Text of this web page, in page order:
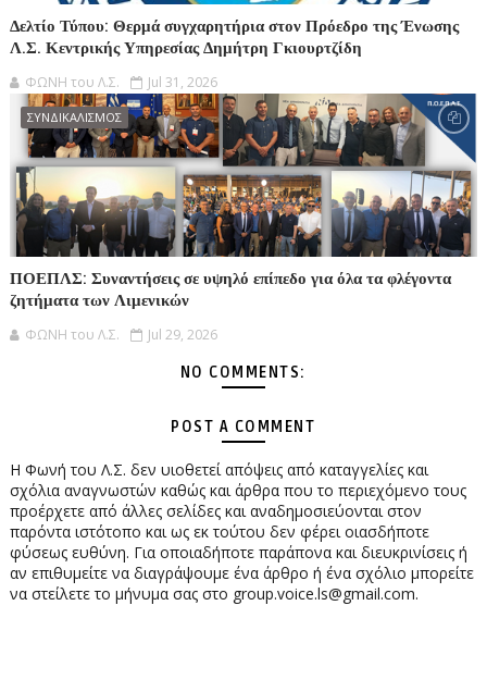
Δελτίο Τύπου: Θερμά συγχαρητήρια στον Πρόεδρο της Ένωσης
Λ.Σ. Κεντρικής Υπηρεσίας Δημήτρη Γκιουρτζίδη
ΦΩΝΗ του Λ.Σ. Jul 31, 2026
ΣΥΝΔΙΚΑΛΙΣΜΟΣ
ΠΟΕΠΛΣ: Συναντήσεις σε υψηλό επίπεδο για όλα τα φλέγοντα
ζητήματα των Λιμενικών
ΦΩΝΗ του Λ.Σ. Jul 29, 2026
NO COMMENTS:
POST A COMMENT
Η Φωνή του Λ.Σ. δεν υιοθετεί απόψεις από καταγγελίες και
σχόλια αναγνωστών καθώς και άρθρα που το περιεχόμενο τους
προέρχετε από άλλες σελίδες και αναδημοσιεύονται στον
παρόντα ιστότοπο και ως εκ τούτου δεν φέρει οιασδήποτε
φύσεως ευθύνη. Για οποιαδήποτε παράπονα και διευκρινίσεις ή
αν επιθυμείτε να διαγράψουμε ένα άρθρο ή ένα σχόλιο μπορείτε
να στείλετε το μήνυμα σας στο group.voice.ls@gmail.com.